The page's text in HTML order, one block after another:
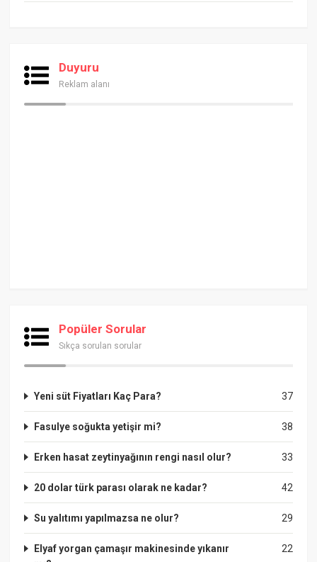
Duyuru
Reklam alanı
Popüler Sorular
Sıkça sorulan sorular
37
Yeni süt Fiyatları Kaç Para?
38
Fasulye soğukta yetişir mi?
33
Erken hasat zeytinyağının rengi nasıl olur?
42
20 dolar türk parası olarak ne kadar?
29
Su yalıtımı yapılmazsa ne olur?
22
Elyaf yorgan çamaşır makinesinde yıkanır